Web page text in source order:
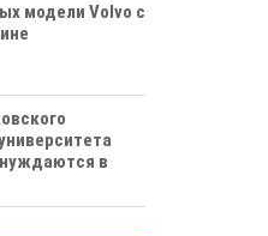
модели Volvo с
в